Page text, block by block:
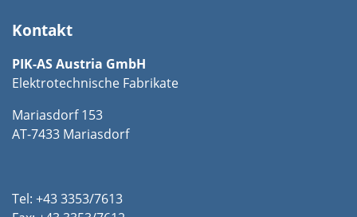
Kontakt
PIK-AS Austria GmbH
Elektrotechnische Fabrikate
Mariasdorf 153
AT-7433 Mariasdorf
Tel: +43 3353/7613